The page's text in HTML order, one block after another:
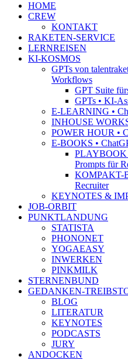
HOME
CREW
KONTAKT
RAKETEN-SERVICE
LERNREISEN
KI-KOSMOS
GPTs von
Workflows
GPT Suite
GPTs • KI-
E-LEARNING •
INHOUSE
POWER HOUR •
E-BOOKS •
PLAYBOOK
Prompts für
KOMPAKT-
Recruiter
KEYNOTES &
JOB-ORBIT
PUNKTLANDUNG
STATISTA
PHONONET
YOGAEASY
INWERKEN
PINKMILK
STERNENBUND
GEDANKEN-
BLOG
LITERATUR
KEYNOTES
PODCASTS
JURY
ANDOCKEN